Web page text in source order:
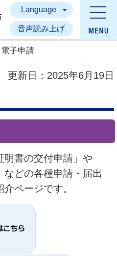
かすみがうら市
Language
音声読み上げ
電子申請
更新日： 2025年6月19日
書の交付申請」や
などの各種申請・届出
ページです。